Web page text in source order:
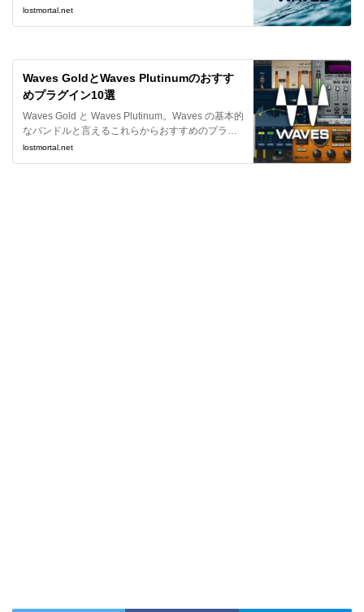
な買っておくべきレベルですが、数多くあるバン
lostmortal.net
Waves GoldとWaves Plutinumのおすす
めプラグイン10選
Waves Gold と Waves Plutinum。Waves の基本的
なバンドルと言えるこれらからおすすめのプラグ
インをピックアップしました。現在は安価で買え
lostmortal.net